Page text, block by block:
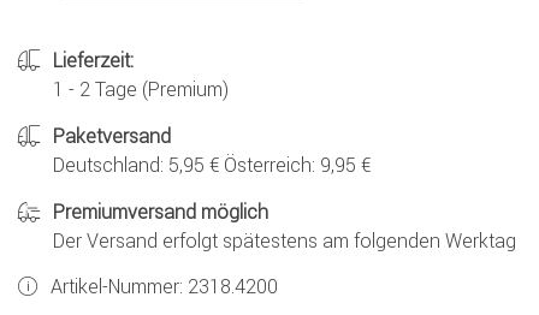
Lieferzeit:
1 - 2 Tage (Premium)
Paketversand
Deutschland: 5,95 € Österreich: 9,95 €
Premiumversand möglich
Der Versand erfolgt spätestens am folgenden Werktag
Artikel-Nummer: 2318.4200